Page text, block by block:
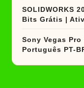
SOLIDWORKS
Bits Grátis |
Sony Vegas
Português PT-